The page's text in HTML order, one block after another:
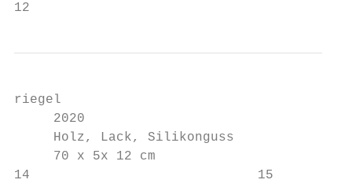
12
riegel
     2020
     Holz, Lack, Silikonguss
     70 x 5x 12 cm
14                             15